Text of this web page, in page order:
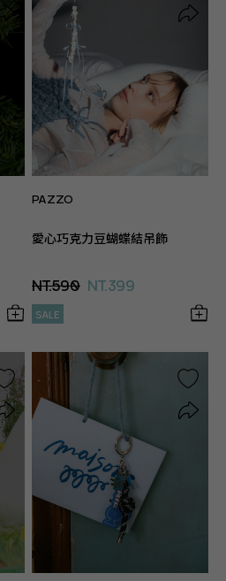
PAZZO
愛心巧克力豆蝴蝶結吊飾
NT.590 NT.399
SALE